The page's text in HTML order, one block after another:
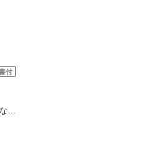
付
プロパイロット２．０・ＥＴＣ２．０・アラウンドビュー・Ｂｌｕｅｔｏｏｔｈ迷ってるうちに売れてしまうかも・・気になったら即、お電話を！042-625-2800 RS八王子楢原店まで！